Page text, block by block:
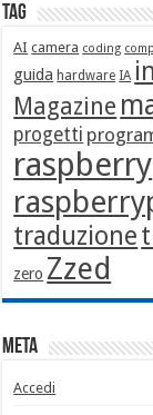
Tag
AI camera coding
guida hardware IA
Magazine
progetti
raspberry
traduzione
zero Zzed
Meta
Accedi